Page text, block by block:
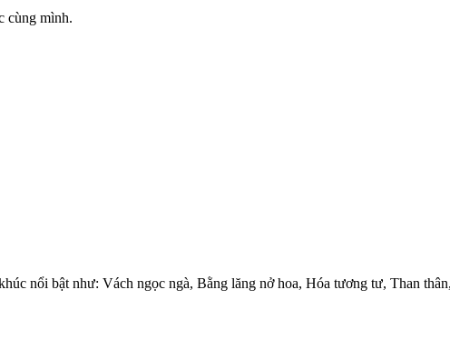
cùng mình.
nổi bật như: Vách ngọc ngà, Bằng lăng nở hoa, Hóa tương tư, Than